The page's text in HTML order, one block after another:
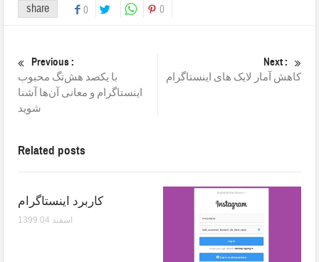
share 0 0
Previous :
با یکصد هش‌تگ محبوب
اینستاگرام و معانی آن‌ها آشنا
شوید
Next :
کاهش آمار لایک های اینستاگرام
Related posts
کاربرد اینستاگرام
1399 اسفند 04